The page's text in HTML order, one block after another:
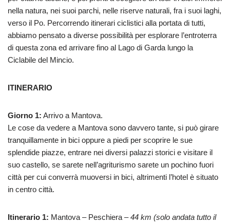
nella natura, nei suoi parchi, nelle riserve naturali, fra i suoi laghi,
verso il Po. Percorrendo itinerari ciclistici alla portata di tutti,
abbiamo pensato a diverse possibilità per esplorare l’entroterra
di questa zona ed arrivare fino al Lago di Garda lungo la
Ciclabile del Mincio.
ITINERARIO
Giorno 1: Arrivo a Mantova.
Le cose da vedere a Mantova sono davvero tante, si può girare
tranquillamente in bici oppure a piedi per scoprire le sue
splendide piazze, entrare nei diversi palazzi storici e visitare il
suo castello, se sarete nell’agriturismo sarete un pochino fuori
città per cui converrà muoversi in bici, altrimenti l’hotel è situato
in centro città.
Itinerario 1: Mantova – Peschiera –44 km (solo andata tutto il